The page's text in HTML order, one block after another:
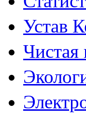
Устав
Чистая